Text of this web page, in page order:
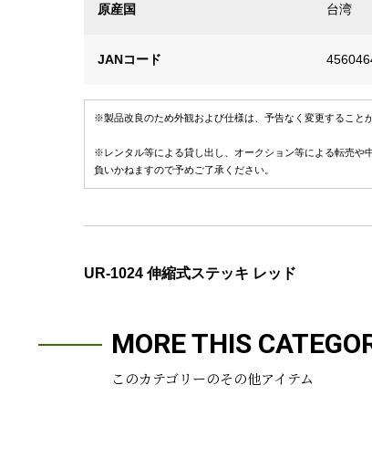
原産国 台湾
JANコード
※製品改良のため外観および仕様は、予告なく変更すること
※レンタル等による貸し出し、オークション等による転売や
負いかねますので予めご了承ください。
UR-1024 伸縮式ステッキ レッド
MORE THIS
このカテゴリーのその他アイテム